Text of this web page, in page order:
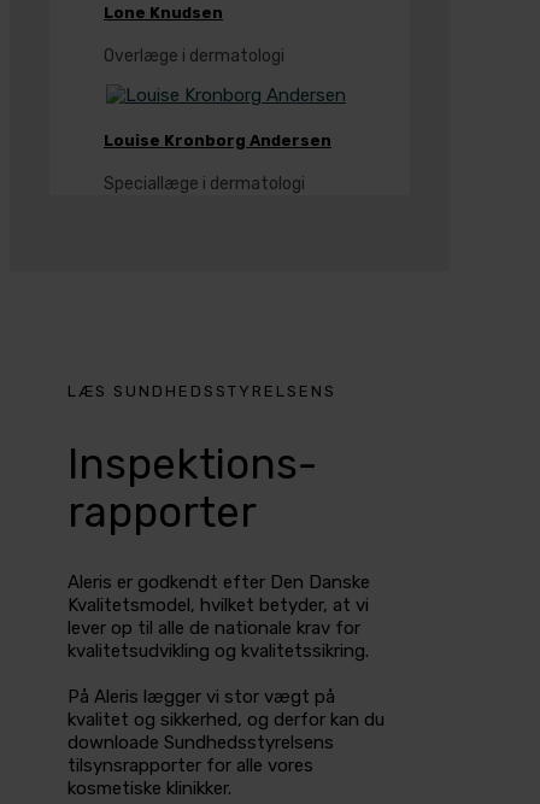
Lone Knudsen
Overlæge i dermatologi
Louise Kronborg Andersen
Speciallæge i dermatologi
LÆS SUNDHEDSSTYRELSENS
Inspektions-
rapporter
Aleris er godkendt efter Den Danske
Kvalitetsmodel, hvilket betyder, at vi
lever op til alle de nationale krav for
kvalitetsudvikling og kvalitetssikring.
På Aleris lægger vi stor vægt på
kvalitet og sikkerhed, og derfor kan du
downloade Sundhedsstyrelsens
tilsynsrapporter for alle vores
kosmetiske klinikker.